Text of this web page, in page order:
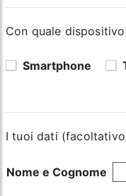
Con quale
Smartphone
I tuoi dati
Nome e Cognome